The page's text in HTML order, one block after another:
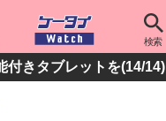
検索
付きタブレットを(14/14)